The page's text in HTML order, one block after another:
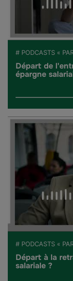
# PODCASTS «
Départ de
épargne
# PODCASTS «
Départ à la
salariale ?